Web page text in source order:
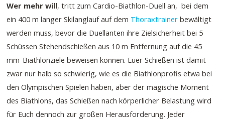
Wer mehr will, tritt zum Cardio-Biathlon-Duell an, bei dem
ein 400 m langer Skilanglauf auf dem Thoraxtrainer bewältigt
werden muss, bevor die Duellanten ihre Zielsicherheit bei 5
Schüssen Stehendschießen aus 10 m Entfernung auf die 45
mm-Biathlonziele beweisen können. Euer Schießen ist damit
zwar nur halb so schwierig, wie es die Biathlonprofis etwa bei
den Olympischen Spielen haben, aber der magische Moment
des Biathlons, das Schießen nach körperlicher Belastung wird
für Euch dennoch zur großen Herausforderung. Jeder